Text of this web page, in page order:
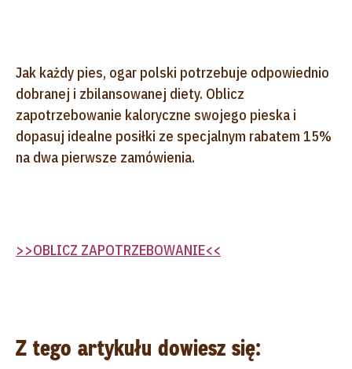
Jak każdy pies, ogar polski potrzebuje odpowiednio
dobranej i zbilansowanej diety. Oblicz
zapotrzebowanie kaloryczne swojego pieska i
dopasuj idealne posiłki ze specjalnym rabatem 15%
na dwa pierwsze zamówienia.
>>OBLICZ ZAPOTRZEBOWANIE<<
Z tego artykułu dowiesz się: